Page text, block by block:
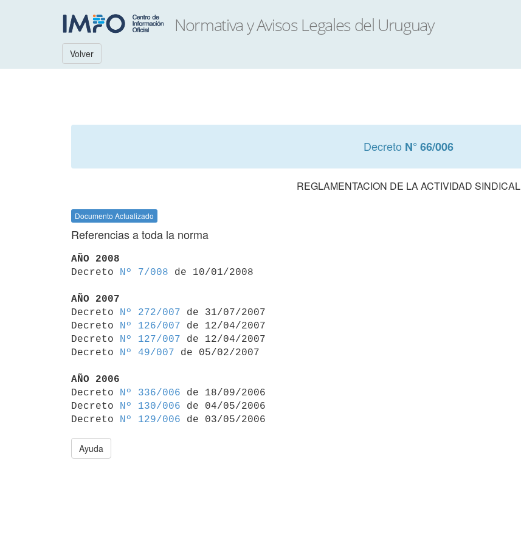
Volver
Decreto N° 66/006
REGLAMENTACION DE LA ACTIVIDAD SINDICAL
Documento Actualizado
Referencias a toda la norma
AÑO 2008
Decreto
Nº 7/008 de 10/01/2008
AÑO 2007
Decreto
Nº 272/007 de 31/07/2007
Decreto
Nº 126/007 de 12/04/2007
Decreto
Nº 127/007 de 12/04/2007
Decreto
Nº 49/007 de 05/02/2007
AÑO 2006
Decreto
Nº 336/006 de 18/09/2006
Decreto
Nº 130/006 de 04/05/2006
Decreto
Nº 129/006
Ayuda